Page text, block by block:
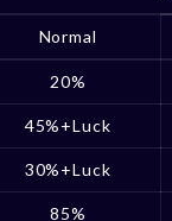
Normal
20%
45%+Luck
30%+Luck
85%